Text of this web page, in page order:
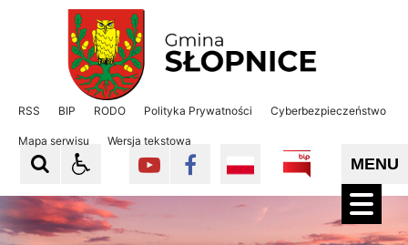
Gmina Słopnice
RSS BIP RODO Polityka Prywatności Cyberbezpieczeństwo
Mapa serwisu Wersja tekstowa
MENU